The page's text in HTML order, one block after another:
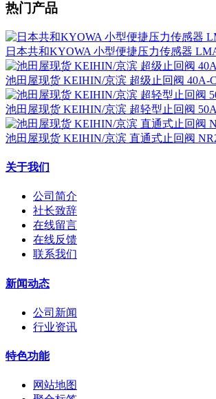
热门产品
日本共和KYOWA 小型便捷压力传感器
池田屋现货 KEIHIN/京滨 超级止回阀 40A-
池田屋现货 KEIHIN/京滨 超轻型止回阀
池田屋现货 KEIHIN/京滨 直通式止回阀
关于我们
公司简介
社长致辞
在线留言
在线反馈
联系我们
新闻动态
公司新闻
行业资讯
特色功能
网站地图